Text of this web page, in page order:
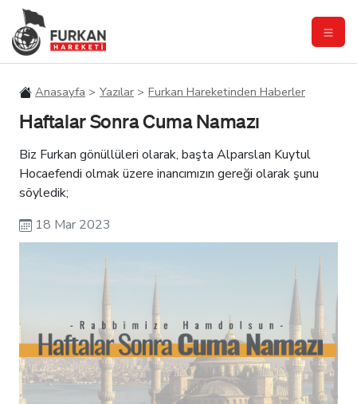
Anasayfa Yazılar Furkan Hareketinden Haberler
Haftalar Sonra Cuma Namazı
Biz Furkan gönüllüleri olarak, başta Alparslan Kuytul
Hocaefendi olmak üzere inancımızın gereği olarak şunu
söyledik;
18 Mar 2023